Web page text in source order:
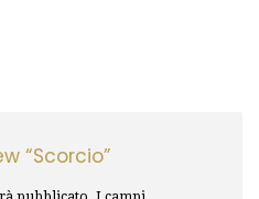
“Scorcio”